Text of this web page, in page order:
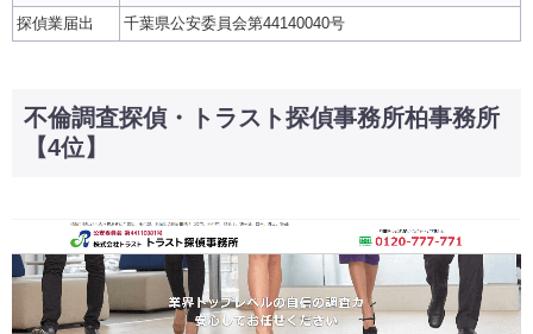
探偵業届出
千葉県公安委員会第44140040号
不倫調査探偵・トラスト探偵事務所柏事務所
【4位】